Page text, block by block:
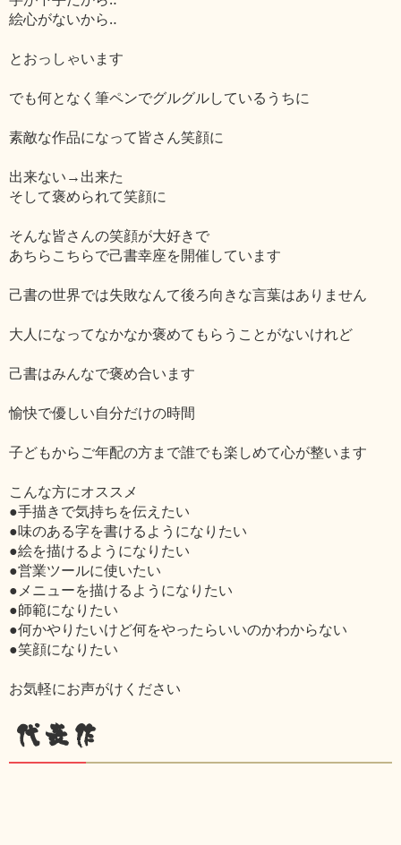
絵心がないから‥
とおっしゃいます
でも何となく筆ペンでグルグルしているうちに
素敵な作品になって皆さん笑顔に
出来ない→出来た
そして褒められて笑顔に
そんな皆さんの笑顔が大好きで
あちらこちらで己書幸座を開催しています
己書の世界では失敗なんて後ろ向きな言葉はありません
大人になってなかなか褒めてもらうことがないけれど
己書はみんなで褒め合います
愉快で優しい自分だけの時間
子どもからご年配の方まで誰でも楽しめて心が整います
こんな方にオススメ
●手描きで気持ちを伝えたい
●味のある字を書けるようになりたい
●絵を描けるようになりたい
●営業ツールに使いたい
●メニューを描けるようになりたい
●師範になりたい
●何かやりたいけど何をやったらいいのかわからない
●笑顔になりたい
お気軽にお声がけください
代表作